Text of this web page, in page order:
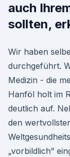
auch
sollten,
Wir haben
durchgeführt.
Medizin - die
Hanföl holt im
deutlich auf.
den
„vorbildlich”